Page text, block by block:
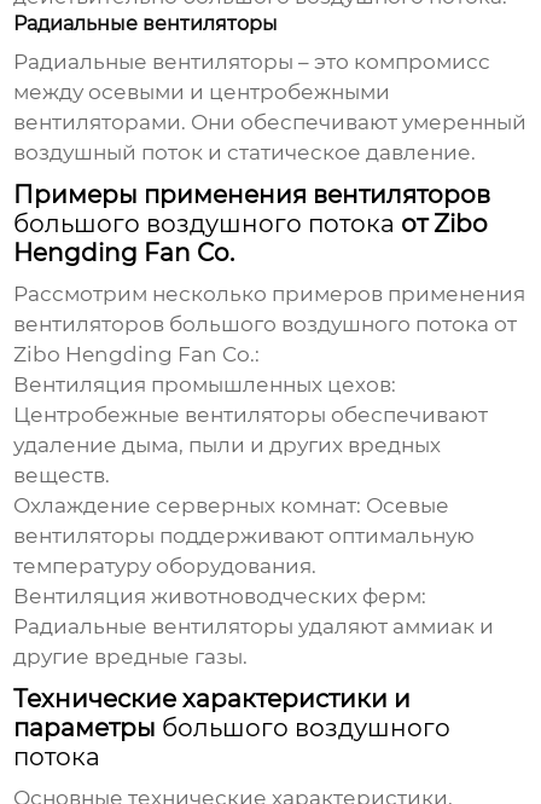
Радиальные вентиляторы
Радиальные вентиляторы – это компромисс
между осевыми и центробежными
вентиляторами. Они обеспечивают умеренный
воздушный поток и статическое давление.
Примеры применения вентиляторов
большого воздушного потока от Zibo
Hengding Fan Co.
Рассмотрим несколько примеров применения
вентиляторов большого воздушного потока от
Zibo Hengding Fan Co.:
Вентиляция промышленных цехов:
Центробежные вентиляторы обеспечивают
удаление дыма, пыли и других вредных
веществ.
Охлаждение серверных комнат: Осевые
вентиляторы поддерживают оптимальную
температуру оборудования.
Вентиляция животноводческих ферм:
Радиальные вентиляторы удаляют аммиак и
другие вредные газы.
Технические характеристики и
параметры большого воздушного
потока
Основные технические характеристики,